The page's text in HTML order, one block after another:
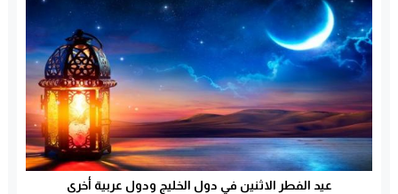
عيد الفطر الاثنين في دول الخليج ودول عربية أخرى